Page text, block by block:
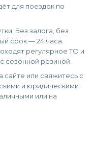
для поездок по
Без залога, без
срок — 24 часа.
регулярное ТО и
сезонной резиной.
или свяжитесь с
и юридическими
или на